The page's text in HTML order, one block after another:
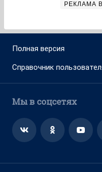
РЕКЛАМА
Полная версия
Справочник
Мы в соцсетях